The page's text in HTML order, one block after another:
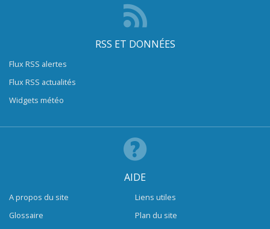
RSS ET DONNÉES
Flux RSS alertes
Flux RSS actualités
Widgets météo
AIDE
A propos du site
Glossaire
Liens utiles
Plan du site